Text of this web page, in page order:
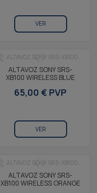
VER
ALTAVOZ SONY SRS-
XB100 WIRELESS BLUE
65,00 € PVP
VER
ALTAVOZ SONY SRS-
XB100 WIRELESS ORANGE